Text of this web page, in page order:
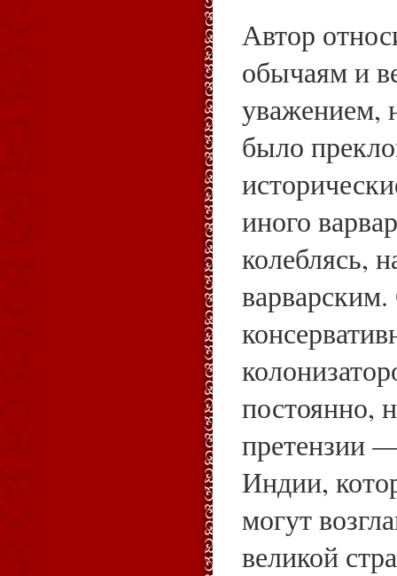
Автор
обычаям и
уважением,
было
иного
колеблясь,
постоянно,
претензии
Индии,
могут
великой